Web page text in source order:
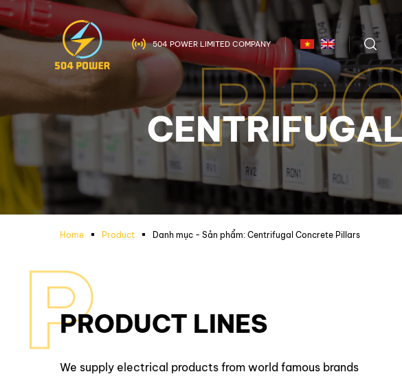
504 POWER LIMITED COMPANY
Home Product Danh mục - Sản phẩm: Centrifugal Concrete Pillars
P
PRODUCT LINES
We supply electrical products from world famous brands